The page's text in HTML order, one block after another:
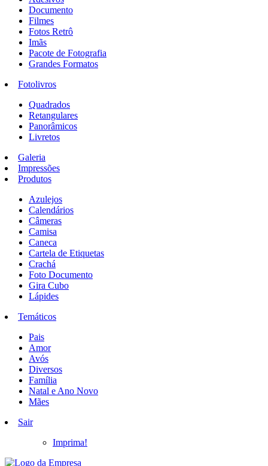
Documento
Filmes
Fotos Retrô
Imãs
Pacote de Fotografia
Grandes Formatos
Fotolivros
Quadrados
Retangulares
Panorâmicos
Livretos
Galeria
Impressões
Produtos
Azulejos
Calendários
Câmeras
Camisa
Caneca
Cartela de Etiquetas
Crachá
Foto Documento
Gira Cubo
Lápides
Temáticos
Pais
Amor
Avós
Diversos
Família
Natal e Ano Novo
Mães
Sair
Imprima!